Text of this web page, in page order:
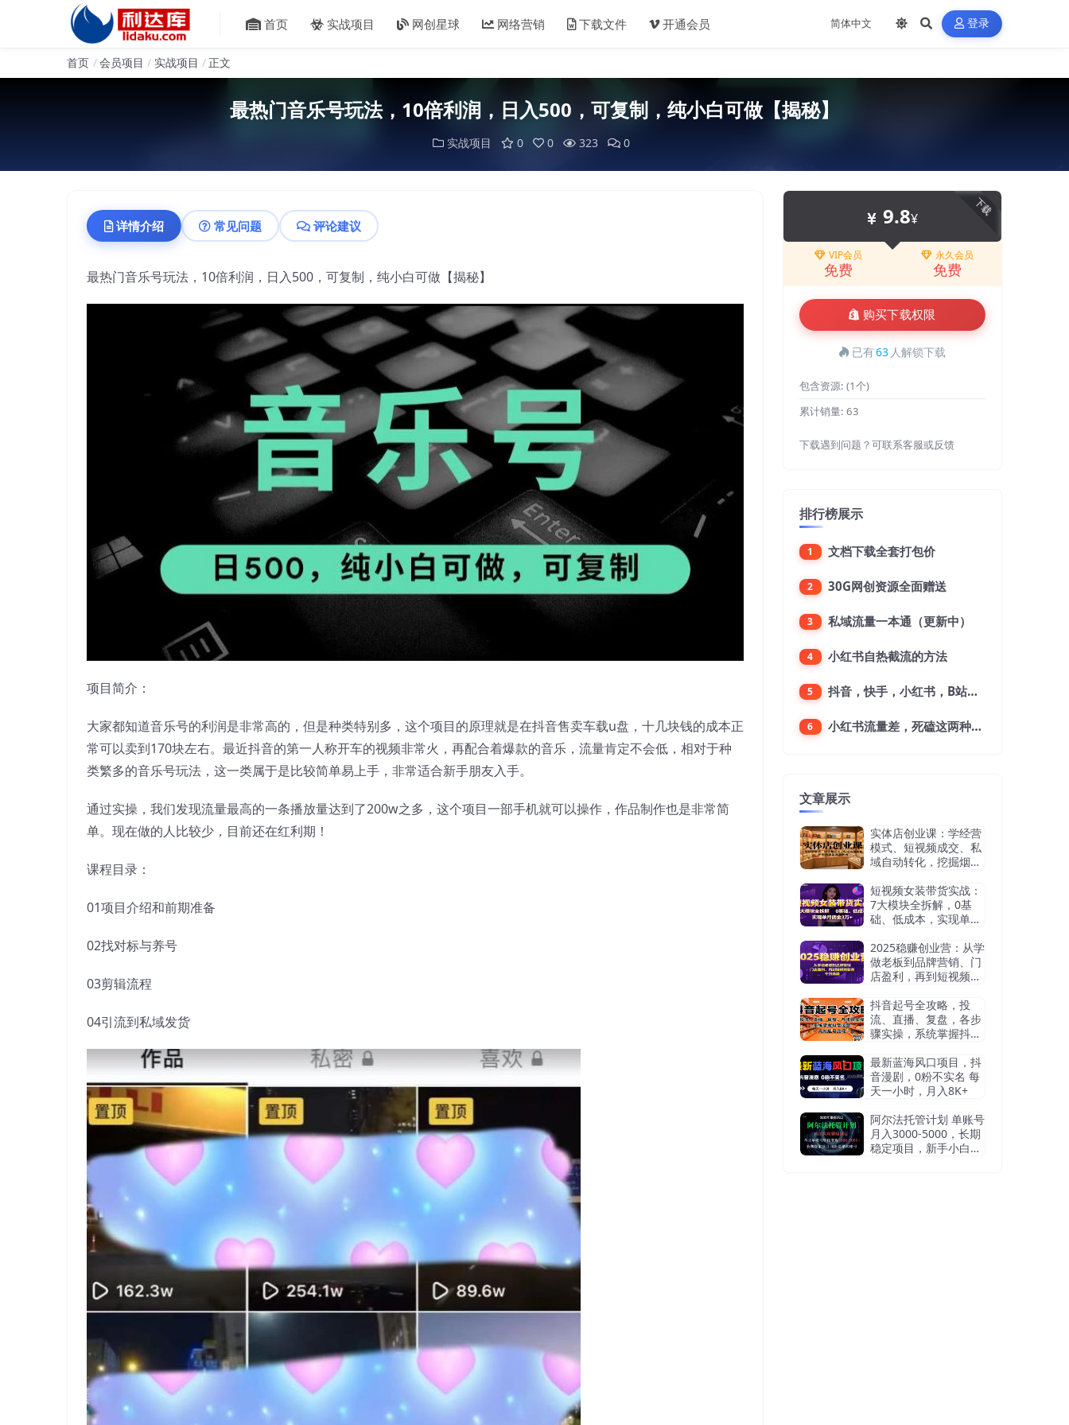
首页 实战项目 网创星球 网络营销 下载文件 开通会员 登录
首页 会员项目 实战项目 正文
最热门音乐号玩法，10倍利润，日入500，可复制，纯小白可做【揭秘】
实战项目 0 0 323 0
详情介绍 常见问题 评论建议
最热门音乐号玩法，10倍利润，日入500，可复制，纯小白可做【揭秘】
项目简介：
大家都知道音乐号的利润是非常高的，但是种类特别多，这个项目的原理就是在抖音售卖车载u盘，十几块钱的成本正
常可以卖到170块左右。最近抖音的第一人称开车的视频非常火，再配合着爆款的音乐，流量肯定不会低，相对于种
类繁多的音乐号玩法，这一类属于是比较简单易上手，非常适合新手朋友入手。
通过实操，我们发现流量最高的一条播放量达到了200w之多，这个项目一部手机就可以操作，作品制作也是非常简
单。现在做的人比较少，目前还在红利期！
课程目录：
01项目介绍和前期准备
02找对标与养号
03剪辑流程
04引流到私域发货
下载
9.8¥
VIP会员
免费
永久会员
免费
购买下载权限
已有63 人解锁下载
包含资源: (1个)
累计销量: 63
下载遇到问题？可联系客服或反馈
排行榜展示
1 文档下载全套打包价
2 30G网创资源全面赠送
3 私域流量一本通（更新中）
4 小红书自热截流的方法
5 抖音，快手，小红书，B站，微博，微信公众号，微信视频号。每一个平台，都是不一样的机会，对应不一样的赚钱思路
6 小红书流量差，死磕这两种笔记就好
文章展示
实体店创业课：学经营
模式、短视频成交、私
域自动转化，挖掘烟酒
短视频女装带货实战：
7大模块全拆解，0基
础、低成本，实现单月
2025稳赚创业营：从学
做老板到品牌营销、门
店盈利，再到短视频获
抖音起号全攻略，投
流、直播、复盘，各步
骤实操，系统掌握抖音
最新蓝海风口项目，抖
音漫剧，0粉不实名 每
天一小时，月入8K+
阿尔法托管计划 单账号
月入3000-5000，长期
稳定项目，新手小白轻